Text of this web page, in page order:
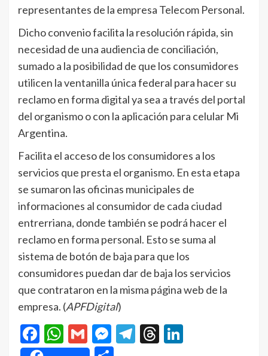
representantes de la empresa Telecom Personal.
Dicho convenio facilita la resolución rápida, sin
necesidad de una audiencia de conciliación,
sumado a la posibilidad de que los consumidores
utilicen la ventanilla única federal para hacer su
reclamo en forma digital ya sea a través del portal
del organismo o con la aplicación para celular Mi
Argentina.
Facilita el acceso de los consumidores a los
servicios que presta el organismo. En esta etapa
se sumaron las oficinas municipales de
informaciones al consumidor de cada ciudad
entrerriana, donde también se podrá hacer el
reclamo en forma personal. Esto se suma al
sistema de botón de baja para que los
consumidores puedan dar de baja los servicios
que contrataron en la misma página web de la
empresa. (APFDigital)
Facebook
WhatsApp
GmailMessenger
Telegram
Threads